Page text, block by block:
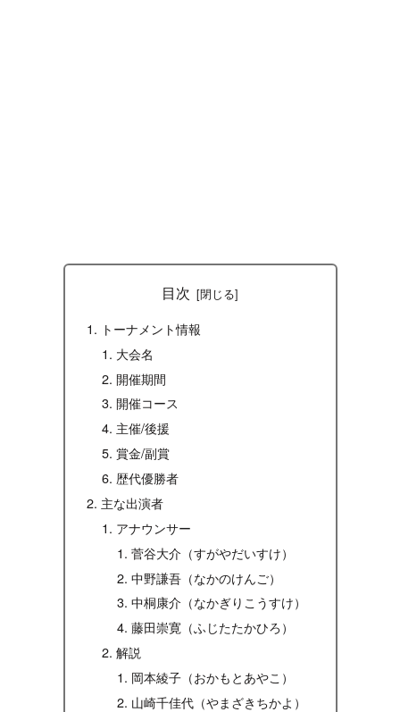
目次
トーナメント情報
大会名
開催期間
開催コース
主催/後援
賞金/副賞
歴代優勝者
主な出演者
アナウンサー
菅谷大介（すがやだいすけ）
中野謙吾（なかのけんご）
中桐康介（なかぎりこうすけ）
藤田崇寛（ふじたたかひろ）
解説
岡本綾子（おかもとあやこ）
山崎千佳代（やまざきちかよ）